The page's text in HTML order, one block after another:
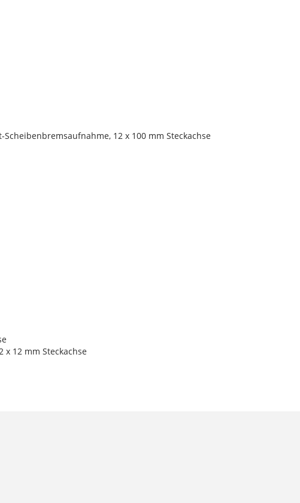
12 x 100 mm Steckachse
x 12 mm Steckachse